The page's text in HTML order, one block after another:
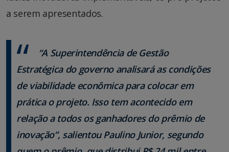
a serem apresentados.
“A Superintendência de Gestão
Estratégica do governo analisará as condições
de viabilidade econômica para colocar em
prática o projeto. Isso tem acontecido em
relação a todos os ganhadores do prêmio de
inovação”, salientou Paulino Junior, segundo